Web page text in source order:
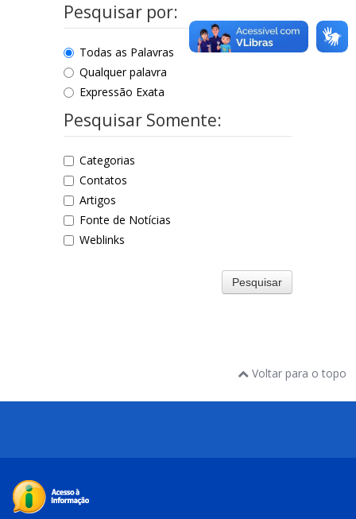
Pesquisar por:
Todas as Palavras
Qualquer palavra
Expressão Exata
Pesquisar Somente:
Categorias
Contatos
Artigos
Fonte de Notícias
Weblinks
Pesquisar
Voltar para o topo